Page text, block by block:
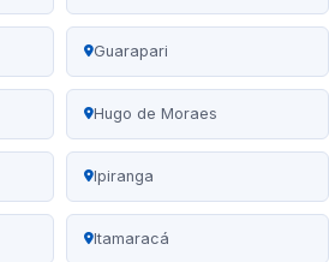
Guarapari
Hugo de Moraes
Ipiranga
Itamaracá